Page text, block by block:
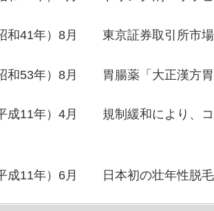
和41年）8月 東京証券取引所市場
和53年）8月 胃腸薬「大正漢方胃
成11年）4月 規制緩和により、コ
成11年）6月 日本初の壮年性脱毛